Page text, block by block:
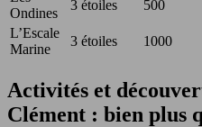
Ondines
3 étoiles 500
L’Escale
Marine
3 étoiles 1000
Activités et
Clément : bien plus